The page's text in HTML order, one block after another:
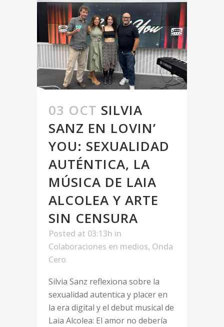
03 OCT SILVIA
SANZ EN LOVIN’
YOU: SEXUALIDAD
AUTÉNTICA, LA
MÚSICA DE LAIA
ALCOLEA Y ARTE
SIN CENSURA
Posted at 03:13h in
Colaboraciones en medios, Onda
Cero
Silvia Sanz reflexiona sobre la
sexualidad autentica y placer en
la era digital y el debut musical de
Laia Alcolea: El amor no debería